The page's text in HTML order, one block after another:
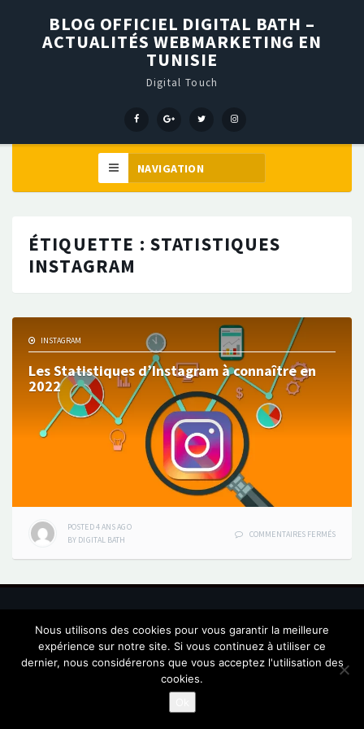
BLOG OFFICIEL DIGITAL BATH –
ACTUALITÉS WEBMARKETING EN
TUNISIE
Digital Touch
Menu
Menu
Menu
menu
ÉTIQUETTE : STATISTIQUES
INSTAGRAM
INSTAGRAM
Les Statistiques d’Instagram à connaître en
2022
POSTED4 ANSAGO
BY DIGITAL BATH
COMMENTAIRES FERMÉSSUR
À
EN
BATH
MENU
ITEM
MENU
ITEM
MENU
ITEM
ÉLÉMENT
DE
Nous utilisons des cookies pour vous garantir la meilleure
expérience sur notre site. Si vous continuez à utiliser ce
dernier, nous considérerons que vous acceptez l'utilisation des
cookies.